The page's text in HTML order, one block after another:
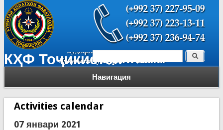
КҲФ Тоҷикистон
Навигация
Форма поиска Поиск
Activities calendar
07 январи 2021